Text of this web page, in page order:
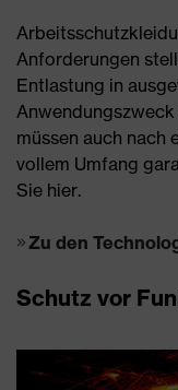
Anforderungen
Entlastung in
müssen auch nach
vollem Umfang
Sie hier.
Zu den
Schutz vor